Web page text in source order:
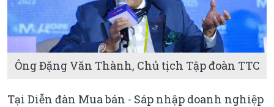
Ông Đặng Văn Thành, Chủ tịch Tập đoàn TTC
Tại Diễn đàn Mua bán - Sáp nhập doanh nghiệp